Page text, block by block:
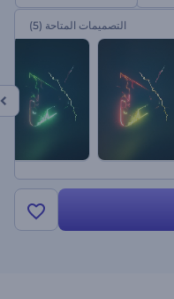
التصميمات المتاحة (5)